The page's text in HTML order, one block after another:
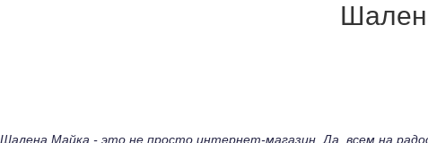
Шалена Майка - это не просто интернет-магазин. Да, всем на